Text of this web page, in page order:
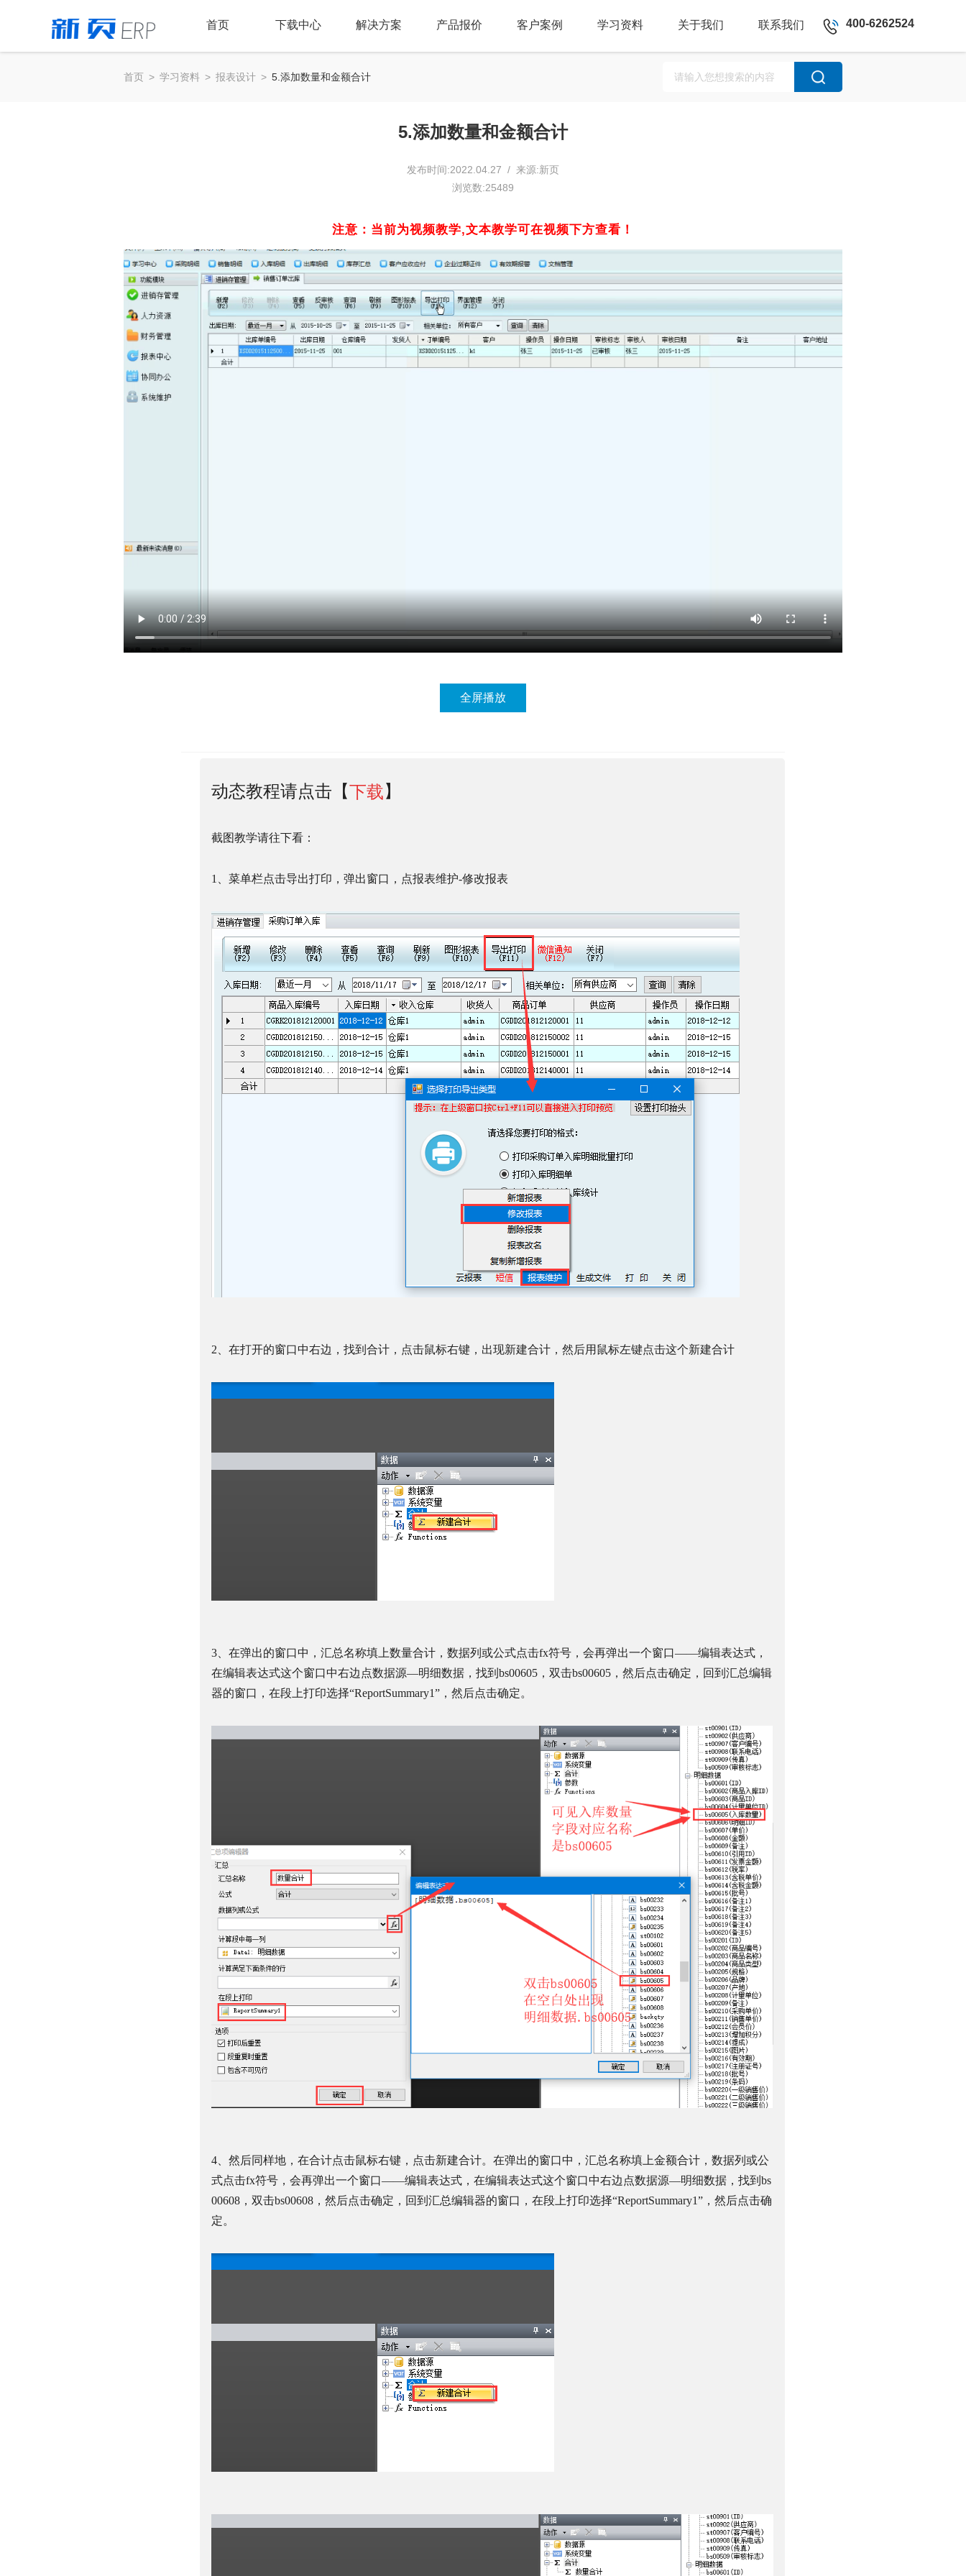
400-6262524
首页 下载中心 解决方案 产品报价 客户案例 学习资料 关于我们 联系我们
首页 > 学习资料 > 报表设计 > 5.添加数量和金额合计
5.添加数量和金额合计
发布时间:2022.04.27 / 来源:新页
浏览数:25489
注意：当前为视频教学,文本教学可在视频下方查看！
动态教程请点击【下载】
截图教学请往下看：
1、 菜单栏点击导出打印，弹出窗口，点报表维护-修改报表
2 、在打开的窗口中右边，找到合计，点击鼠标右键，出现新建合计，然后用鼠标左键点击这个新建合计
3 、在弹出的窗口中，汇总名称填上数量合计，数据列或公式点击fx符号，会再弹出一个窗口——编辑表达式，
在编辑表达式这个窗口中右边点数据源—明细数据，找到 bs00605 ，双击bs00605 ，然后点击确定，回到汇总编辑
器的窗口，在段上打印选择“ReportSummary1”，然后点击确定。
4 、然后同样地，在合计点击鼠标右键，点击新建合计。在弹出的窗口中，汇总名称填上金额合计，数据列或公
式点击fx符号，会再弹出一个窗口——编辑表达式，在编辑表达式这个窗口中右边点数据源—明细数据，找到 bs
00608 ，双击bs00608 ，然后点击确定，回到汇总编辑器的窗口，在段上打印选择“ReportSummary1”，然后点击确
定。